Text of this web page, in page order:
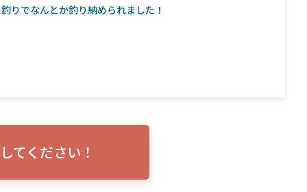
りでなんとか釣り納められました！
てください！
ショ
ローランス イーグルアイ（EAGLE EYE）イ
ンプレ！ガーミンとの比較も併せてご説明い
たします